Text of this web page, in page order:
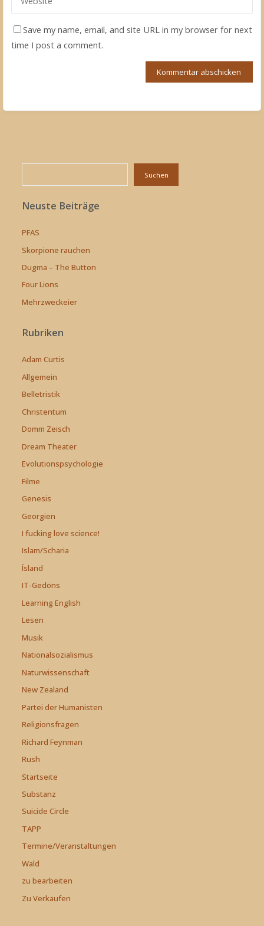
Save my name, email, and site URL in my browser for next
time I post a comment.
Suchen
Neuste Beiträge
PFAS
Skorpione rauchen
Dugma – The Button
Four Lions
Mehrzweckeier
Rubriken
Adam Curtis
Allgemein
Belletristik
Christentum
Domm Zeisch
Dream Theater
Evolutionspsychologie
Filme
Genesis
Georgien
I fucking love science!
Islam/Scharia
Ísland
IT-Gedöns
Learning English
Lesen
Musik
Nationalsozialismus
Naturwissenschaft
New Zealand
Partei der Humanisten
Religionsfragen
Richard Feynman
Rush
Startseite
Substanz
Suicide Circle
TAPP
Termine/Veranstaltungen
Wald
zu bearbeiten
Zu Verkaufen